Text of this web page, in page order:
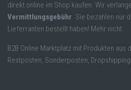
direkt online im Shop kaufen. Wir
Vermittlungsgebühr. Sie bezahlen nur
Lieferranten bestellt haben! Mehr nicht.
B2B Online Marktplatz mit Produkten aus
Restposten, Sonderposten,